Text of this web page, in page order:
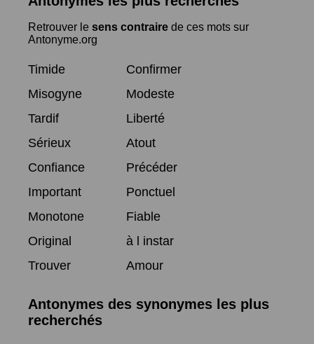
Retrouver le sens contraire de ces mots sur
Antonyme.org
Timide
Confirmer
Misogyne
Modeste
Tardif
Liberté
Sérieux
Atout
Confiance
Précéder
Important
Ponctuel
Monotone
Fiable
Original
à l instar
Trouver
Amour
Antonymes des synonymes les plus
recherchés